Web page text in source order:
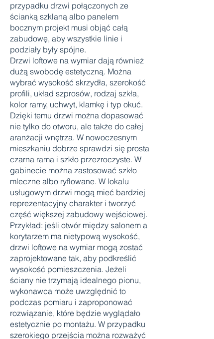
przypadku drzwi połączonych ze
ścianką szklaną albo panelem
bocznym projekt musi objąć całą
zabudowę, aby wszystkie linie i
podziały były spójne.
Drzwi loftowe na wymiar dają również
dużą swobodę estetyczną. Można
wybrać wysokość skrzydła, szerokość
profili, układ szprosów, rodzaj szkła,
kolor ramy, uchwyt, klamkę i typ okuć.
Dzięki temu drzwi można dopasować
nie tylko do otworu, ale także do całej
aranżacji wnętrza. W nowoczesnym
mieszkaniu dobrze sprawdzi się prosta
czarna rama i szkło przezroczyste. W
gabinecie można zastosować szkło
mleczne albo ryflowane. W lokalu
usługowym drzwi mogą mieć bardziej
reprezentacyjny charakter i tworzyć
część większej zabudowy wejściowej.
Przykład: jeśli otwór między salonem a
korytarzem ma nietypową wysokość,
drzwi loftowe na wymiar mogą zostać
zaprojektowane tak, aby podkreślić
wysokość pomieszczenia. Jeżeli
ściany nie trzymają idealnego pionu,
wykonawca może uwzględnić to
podczas pomiaru i zaproponować
rozwiązanie, które będzie wyglądało
estetycznie po montażu. W przypadku
szerokiego przejścia można rozważyć